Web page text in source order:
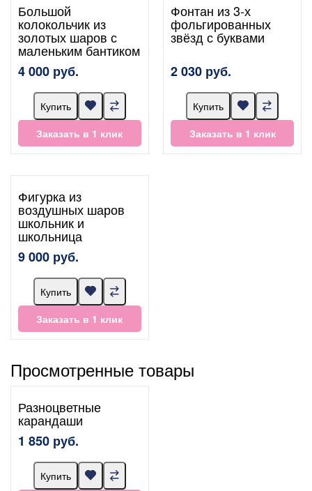
Большой
колокольчик из
золотых шаров с
маленьким бантиком
4 000 руб.
Купить
Заказать в 1 клик
Фонтан из 3-х
фольгированных
звёзд с буквами
2 030 руб.
Купить
Заказать в 1 клик
Фигурка из
воздушных шаров
школьник и
школьница
9 000 руб.
Купить
Заказать в 1 клик
Просмотренные товары
Разноцветные
карандаши
1 850 руб.
Купить